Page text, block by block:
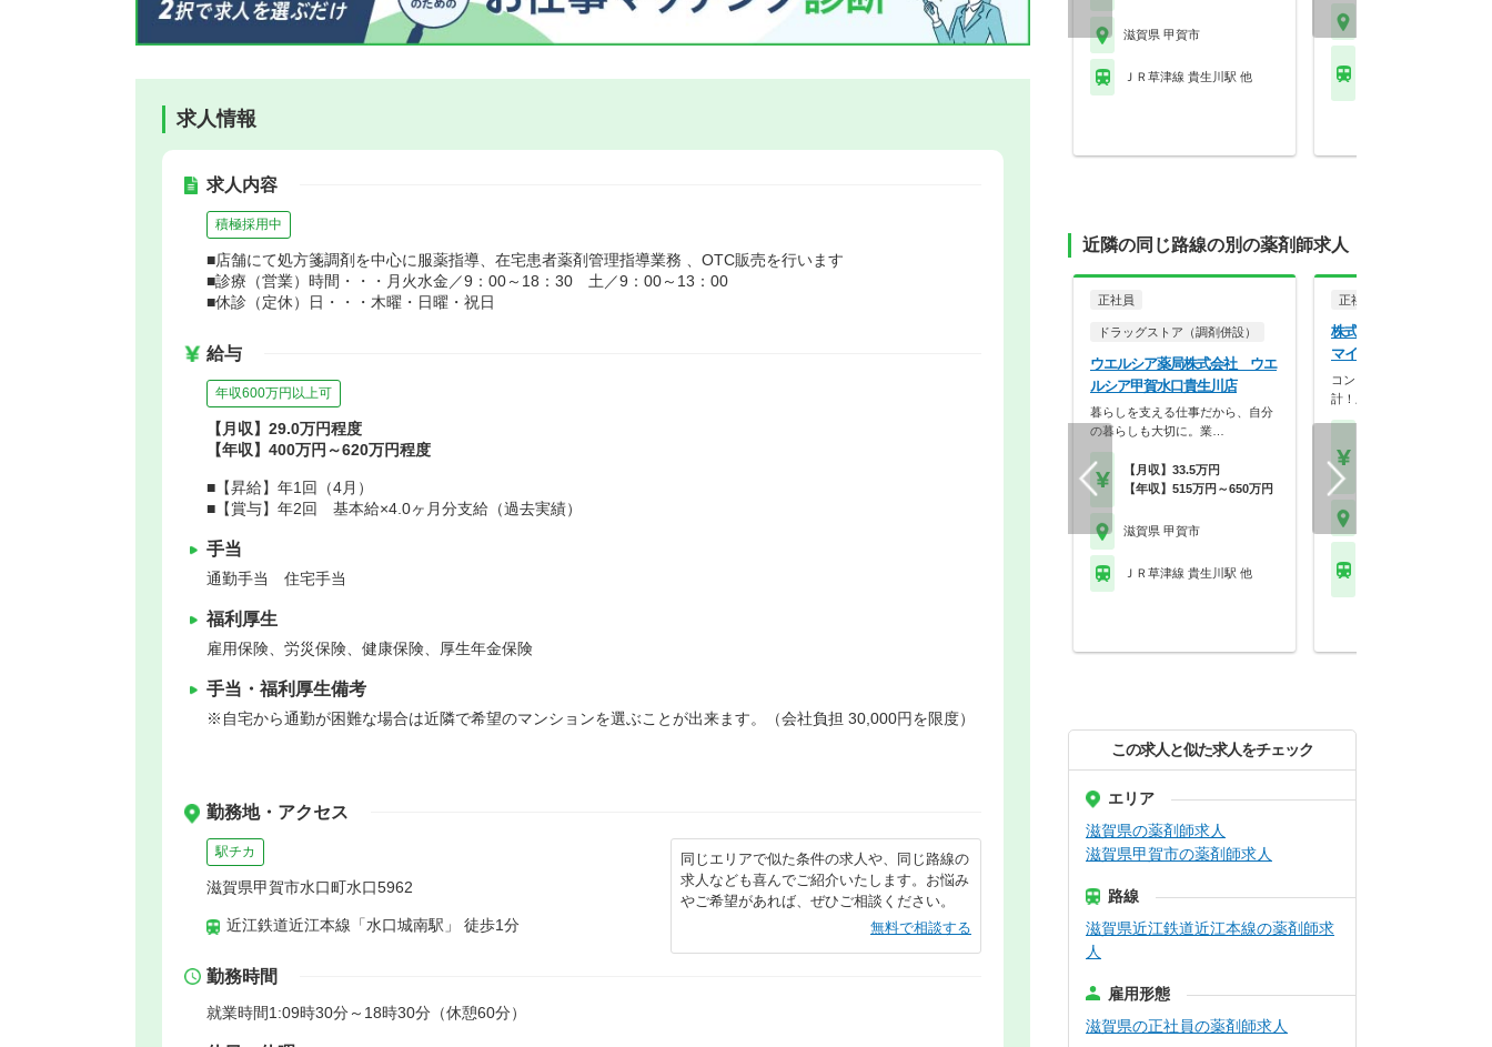
求人情報
求人内容
積極採用中
■店舗にて処方箋調剤を中心に服薬指導、在宅患者薬剤管理指導業務 、OTC販売を行います
■診療（営業）時間・・・月火水金／9：00～18：30 土／9：00～13：00
■休診（定休）日・・・木曜・日曜・祝日
給与
年収600万円以上可
【月収】29.0万円程度
【年収】400万円～620万円程度
■【昇給】年1回（4月）
■【賞与】年2回 基本給×4.0ヶ月分支給（過去実績）
手当
通勤手当 住宅手当
福利厚生
雇用保険、労災保険、健康保険、厚生年金保険
手当・福利厚生備考
※自宅から通勤が困難な場合は近隣で希望のマンションを選ぶことが出来ます。（会社負担 30,000円を限度）
勤務地・アクセス
駅チカ
滋賀県甲賀市水口町水口5962
近江鉄道近江本線「水口城南駅」 徒歩1分
同じエリアで似た条件の求人や、同じ路線の
求人なども喜んでご紹介いたします。お悩み
やご希望があれば、ぜひご相談ください。
無料で相談する
勤務時間
就業時間1:09時30分～18時30分（休憩60分）
滋賀県 甲賀市
ＪＲ草津線 貴生川駅 他
近隣の同じ路線の別の薬剤師求人
正社員
ドラッグストア（調剤併設）
ウエルシア薬局株式会社 ウエ
ルシア甲賀水口貴生川店
暮らしを支える仕事だから、自分
の暮らしも大切に。業…
【月収】33.5万円
【年収】515万円～650万円
滋賀県 甲賀市
ＪＲ草津線 貴生川駅 他
正社員
株式会社ユニスマイル
マイル薬局 あやの店
コンプライアンス重視の店舗
計！上場企業母体で研修…
この求人と似た求人をチェック
エリア
滋賀県の薬剤師求人
滋賀県甲賀市の薬剤師求人
路線
滋賀県近江鉄道近江本線の薬剤師求
人
雇用形態
滋賀県の正社員の薬剤師求人